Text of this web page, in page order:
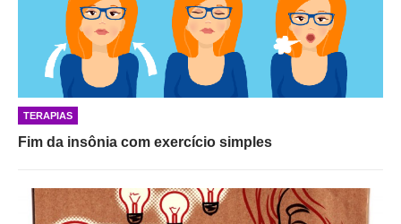
TERAPIAS
Fim da insônia com exercício simples